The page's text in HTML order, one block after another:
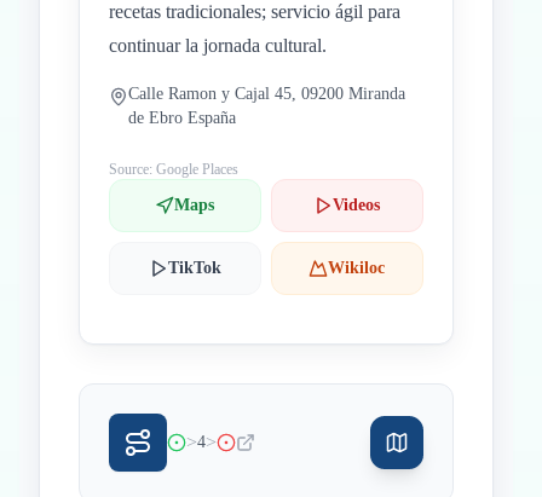
recetas tradicionales; servicio ágil para
continuar la jornada cultural.
Calle Ramon y Cajal 45, 09200 Miranda
de Ebro España
Source: Google Places
Maps Videos
TikTok Wikiloc
>4>